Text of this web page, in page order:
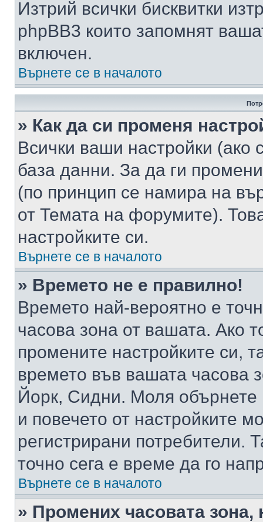
Изтрий всички бисквитки
phpBB3 които запомнят
включен.
Върнете се в началото
» Как да си променя
Всички ваши настройки (ако
база данни. За да ги
(по принцип се намира на
от Темата на форумите).
настройките си.
Върнете се в началото
» Времето не е правилно!
Времето най-вероятно е
часова зона от вашата. Ако
промените настройките си,
времето във вашата
Йорк, Сидни. Моля обърнете
и повечето от настройките
регистрирани потребители.
точно сега е време да го
Върнете се в началото
» Промених часовата